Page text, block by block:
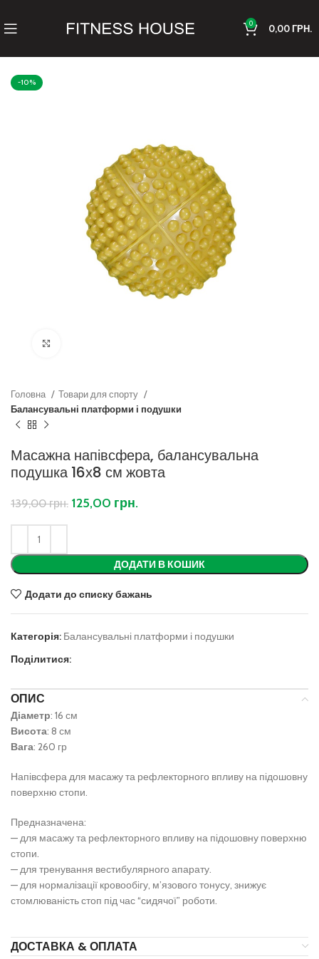
0 0,00ГРН.
-10%
Головна
Товари для спорту
Балансувальні платформи і подушки
Масажна напівсфера, балансувальна
подушка 16х8 см жовта
139,00грн. 125,00 грн.
ДОДАТИ В КОШИК
Додати до списку бажань
Категорія: Балансувальні платформи і подушки
Поділитися:
ОПИС
Діаметр: 16 см
Висота: 8 см
Вага: 260 гр
Напівсфера для масажу та рефлекторного впливу на підошовну
поверхню стопи.
Предназначена:
— для масажу та рефлекторного впливу на підошовну поверхню
стопи.
— для тренування вестибулярного апарату.
— для нормалізації кровообігу, м’язового тонусу, знижує
стомлюваність стоп під час “сидячої” роботи.
ДОСТАВКА & ОПЛАТА